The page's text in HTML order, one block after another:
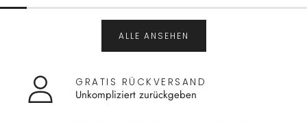
ALLE ANSEHEN
GRATIS RÜCKVERSAND
Unkompliziert zurückgeben